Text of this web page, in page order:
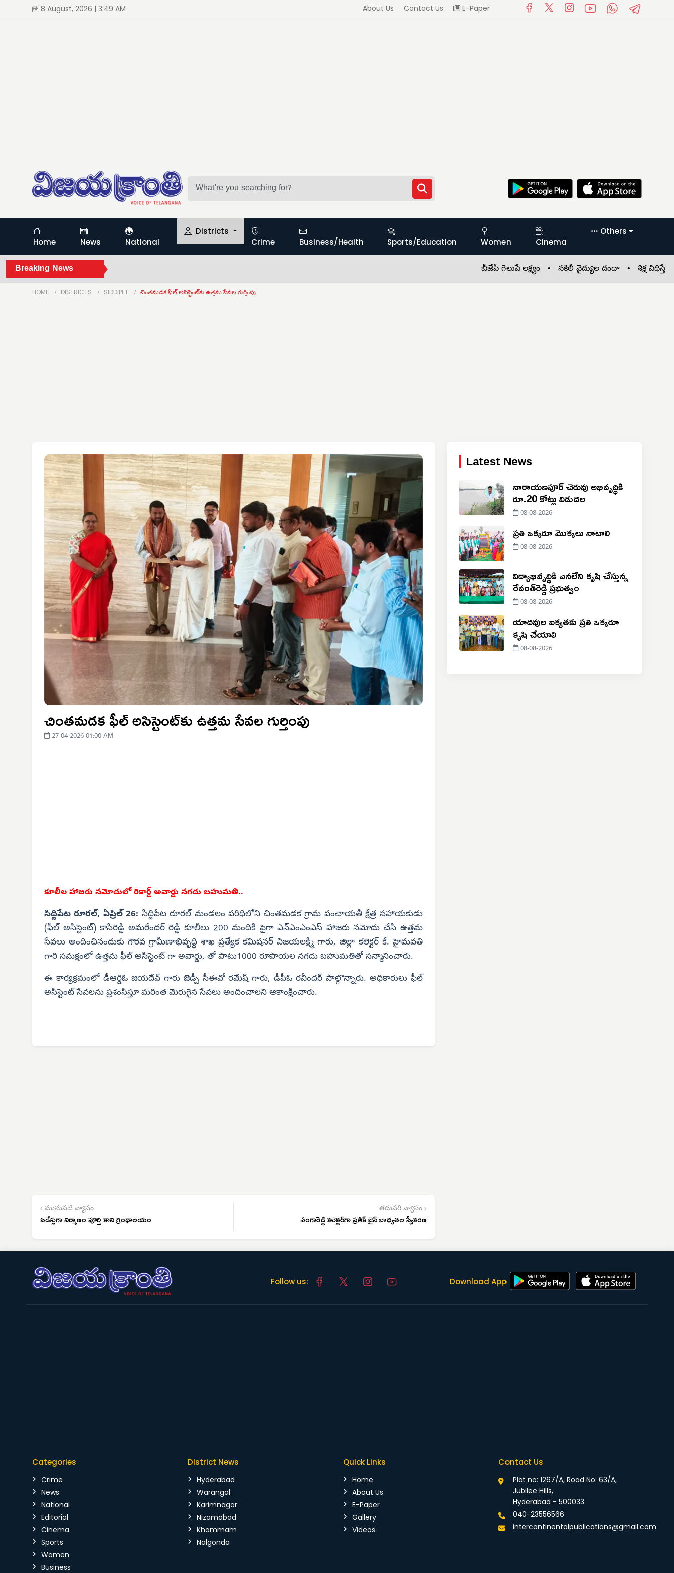
8 August, 2026 | 3:49 AM About Us Contact Us E-Paper
Home News National
Districts
Crime
Business/Health Sports/Education Women Cinema
Others
Breaking News బీజేపీ గెలుపే లక్ష్యం •నకిలీ వైద్యుల దందా •శిక్ష విధిస్తే
HOME DISTRICTS SIDDIPET చింతమడక ఫీల్ అసిస్టెంట్‌కు ఉత్తమ సేవల గుర్తింపు
చింతమడక ఫీల్ అసిస్టెంట్‌కు ఉత్తమ సేవల గుర్తింపు
27-04-2026 01:00 AM
కూలీల హాజరు నమోదులో రికార్డ్ అవార్డు నగదు బహుమతి..
సిద్దిపేట రూరల్, ఏప్రిల్ 26: సిద్దిపేట రూరల్ మండలం పరిధిలోని చింతమడక గ్రామ పంచాయతీ క్షేత్ర సహాయకుడు
(ఫీల్ అసిస్టెంట్) కాసిరెడ్డి అమరేందర్ రెడ్డి కూలీలు 200 మందికి పైగా ఎన్‌ఎంఎంఎస్ హాజరు నమోదు చేసి ఉత్తమ
సేవలు అందించినందుకు గౌరవ గ్రామీణాభివృద్ధి శాఖ ప్రత్యేక కమిషనర్ విజయలక్ష్మి గారు, జిల్లా కలెక్టర్ కే. హైమవతి
గారి సమక్షంలో ఉత్తమ ఫీల్ అసిస్టెంట్ గా అవార్డు, తో పాటు1000 రూపాయల నగదు బహుమతితో సన్మానించారు.
ఈ కార్యక్రమంలో డీఆర్డిఓ జయదేవ్ గారు జెడ్పీ సీఈవో రమేష్ గారు, డీపీఓ రవీందర్ పాల్గొన్నారు. అధికారులు ఫీల్
అసిస్టెంట్ సేవలను ప్రశంసిస్తూ మరింత మెరుగైన సేవలు అందించాలని ఆకాంక్షించారు.
‹ మునుపటి వ్యాసం
ఏడేళ్లుగా నిర్మాణం పూర్తి కాని గ్రంథాలయం
తదుపరి వ్యాసం ›
సంగారెడ్డి కలెక్టర్‌గా ప్రతీక్ జైన్ బాధ్యతల స్వీకరణ
Latest News
నారాయణపూర్ చెరువు అభివృద్ధికి
రూ.20 కోట్లు విడుదల
08-08-2026
ప్రతి ఒక్కరూ మొక్కలు నాటాలి
08-08-2026
విద్యాభివృద్ధికి ఎనలేని కృషి చేస్తున్న
రేవంత్‌రెడ్డి ప్రభుత్వం
08-08-2026
యాదవుల ఐక్యతకు ప్రతి ఒక్కరూ
కృషి చేయాలి
08-08-2026
Follow us: Download App
Categories
Crime
News
National
Editorial
Cinema
Sports
Women
Business
District News
Hyderabad
Warangal
Karimnagar
Nizamabad
Khammam
Nalgonda
Quick Links
Home
About Us
E-Paper
Gallery
Videos
Contact Us
Plot no: 1267/A, Road No: 63/A,
Jubilee Hills,
Hyderabad - 500033
040-23556566
intercontinentalpublications@gmail.com